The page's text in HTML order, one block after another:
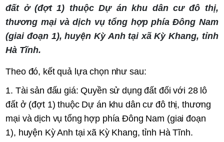
đất ở (đợt 1) thuộc Dự án khu dân cư đô thị,
thương mại và dịch vụ tổng hợp phía Đông Nam
(giai đoạn 1), huyện Kỳ Anh tại xã Kỳ Khang, tỉnh
Hà Tĩnh.
Theo đó, kết quả lựa chọn như sau:
1. Tài sản đấu giá: Quyền sử dụng đất đối với 28 lô
đất ở (đợt 1) thuộc Dựán khu dân cư đô thị, thương
mại và dịch vụ tổng hợp phía Đông Nam (giai đoạn
1), huyện Kỳ Anh tại xã Kỳ Khang, tỉnh Hà Tĩnh.